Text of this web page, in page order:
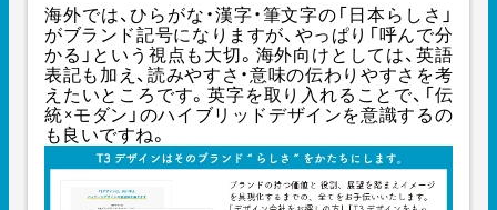
海外では、ひらがな・漢字・筆文字の「日本らしさ」
がブランド記号になりますが、やっぱり「呼んで分
かる」という視点も大切。海外向けとしては、英語
表記も加え、読みやすさ・意味の伝わりやすさを考
えたいところです。英字を取り入れることで、「伝
統×モダン」のハイブリッドデザインを意識するの
も良いですね。